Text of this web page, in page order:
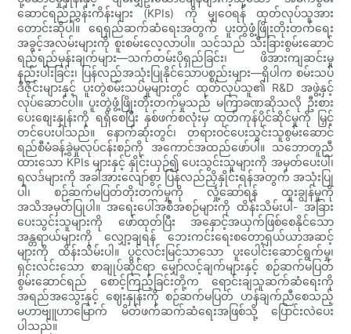
ဆောင်ရည်ညွှန်းကိန်းများ (KPIs) ကို မျှဝေရန် ထုတ်လုပ်သူအား
တောင်းဆိုပါ။ ရေရှည်ဆက်ဆံရေးအတွက် ပူးတွဲဖွံ့ဖြိုးတိုးတက်ရေး
အခွင့်အလမ်းများကို စူးစမ်းလေ့လာပါ။ သင်သည် သီးခြားစွမ်းဆောင်
ရည်ရည်မှန်းချက်များ—သက်တမ်းပိုရှည်ခြင်း၊ ဖိအားကျဆင်းမှု
နည်းပါးခြင်း၊ ပြန်လည်အသုံးပြုနိုင်သောပစ္စည်းများ—ရှိပါက စမ်းသပ်
ဒီဇိုင်းများနှင့် ပူးတွဲစမ်းသပ်မှုများတွင် ထုတ်လုပ်သူ၏ R&D အဖွဲ့နှင့်
လုပ်ဆောင်ပါ။ ပူးတွဲဖွံ့ဖြိုးတိုးတက်မှုသည် မကြာခဏဆိုသလို ဦးစား
ပေးစျေးနှုန်းကို ရရှိစေပြီး နှစ်ဖက်စလုံးမှ ထုတ်ကုန်ပိုင်ဆိုင်မှုကို မြှင့်
တင်ပေးပါသည်။ နောက်ဆုံးတွင်၊ တရားဝင်ပေးသွင်းသူစွမ်းဆောင်
ရည်စီမံခန့်ခွဲမှုလုပ်ငန်းစဉ်ကို အကောင်အထည်ဖော်ပါ။ သဘောတူညီ
ထားသော KPIs များနှင့် နှိုင်းယှဉ်၍ ပေးသွင်းသူများကို အမှတ်ပေးပါ၊
ရလဒ်များကို အခါအားလျော်စွာ ပြန်လည်ညှိနှိုင်းရန်အတွက် အသုံးပြု
ပါ၊ စဉ်ဆက်မပြတ်တိုးတက်မှုကို လှုံ့ဆော်ရန် ထူးချွန်မှုကို
အသိအမှတ်ပြုပါ။ အရေးပေါ်အစီအစဉ်များကို ထိန်းသိမ်းပါ- အခြား
ပေးသွင်းသူများကို ဖော်ထုတ်ပြီး အနှောင့်အယှက်ဖြစ်စေနိုင်သော
အန္တရာယ်များကို လျှော့ချရန် ဘေးကင်းရေးစတော့ရှယ်ယာအဆင့်
များကို ထိန်းသိမ်းပါ။ ပွင့်လင်းမြင်သာသော ပူးပေါင်းဆောင်ရွက်မှု၊
ရှင်းလင်းသော စာချုပ်ဆိုင်ရာ မျှော်လင့်ချက်များနှင့် စဉ်ဆက်မပြတ်
စွမ်းဆောင်ရည် စောင့်ကြည့်ခြင်းတို့က ရောင်းချသူဆက်ဆံရေးကို
အရည်အသွေးနှင့် ဈေးနှုန်းကို စဉ်ဆက်မပြတ် ဟန်ချက်ညီစေသည့်
မဟာဗျူဟာမြောက် မိတ်ဖက်ဆက်ဆံရေးအဖြစ်သို့ ပြောင်းလဲပေး
ပါသည်။